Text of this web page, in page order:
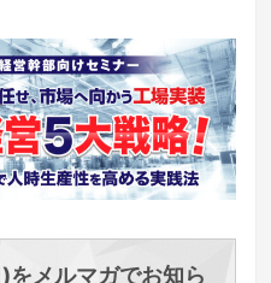
メルマガでお知ら